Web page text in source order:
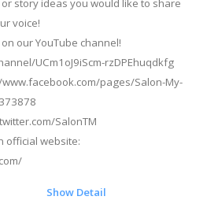
story ideas you would like to share
voice!
our YouTube channel!
UCm1oJ9iScm-rzDPEhuqdkfg
pages/Salon-My-
SalonTM
official website:
Show Detail